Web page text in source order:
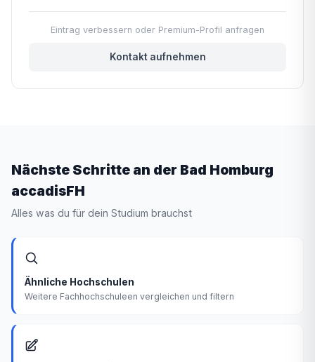
Eintrag verbessern oder Premium-Profil anfragen
Kontakt aufnehmen
Nächste Schritte an der Bad Homburg
accadisFH
Alles was du für dein Studium brauchst
Ähnliche Hochschulen
Weitere Fachhochschuleen vergleichen und filtern